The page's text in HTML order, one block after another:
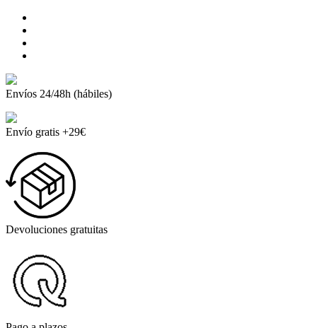
Envíos 24/48h (hábiles)
Envío gratis +29€
Devoluciones gratuitas